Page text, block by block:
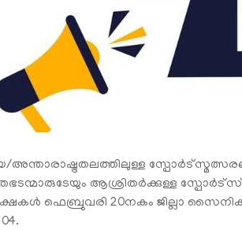
അന്താരാഷ്ട്രതലത്തിലുള്ള
ആശ്രിതര്‍ക്കുള്ള സ്പോര്‍ട്സ്
ഫെബ്രുവരി 20നകം ജില്ലാ